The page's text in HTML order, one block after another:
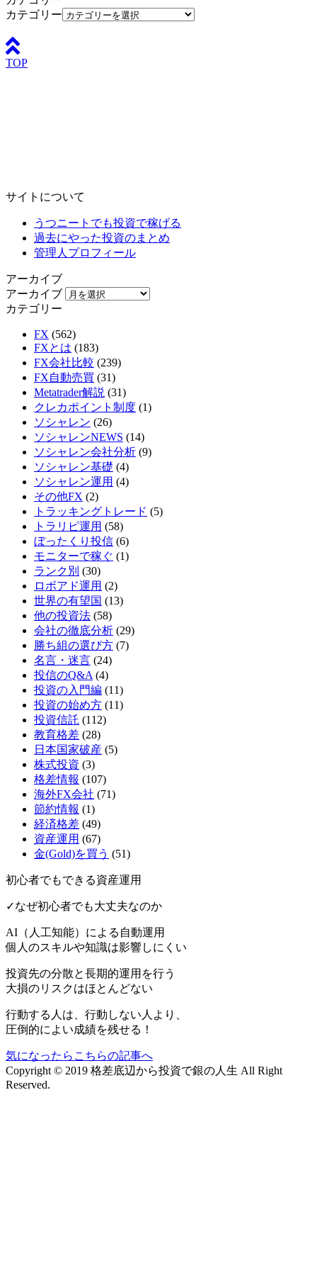
カテゴリー
TOP
サイトについて
うつニートでも投資で稼げる
過去にやった投資のまとめ
管理人プロフィール
アーカイブ
アーカイブ
カテゴリー
FX (562)
FXとは (183)
FX会社比較 (239)
FX自動売買 (31)
Metatrader解説 (31)
クレカポイント制度 (1)
ソシャレン (26)
ソシャレンNEWS (14)
ソシャレン会社分析 (9)
ソシャレン基礎 (4)
ソシャレン運用 (4)
その他FX (2)
トラッキングトレード (5)
トラリピ運用 (58)
ぼったくり投信 (6)
モニターで稼ぐ (1)
ランク別 (30)
ロボアド運用 (2)
世界の有望国 (13)
他の投資法 (58)
会社の徹底分析 (29)
勝ち組の選び方 (7)
名言・迷言 (24)
投信のQ&A (4)
投資の入門編 (11)
投資の始め方 (11)
投資信託 (112)
教育格差 (28)
日本国家破産 (5)
株式投資 (3)
格差情報 (107)
海外FX会社 (71)
節約情報 (1)
経済格差 (49)
資産運用 (67)
金(Gold)を買う (51)
初心者でもできる資産運用
✓なぜ初心者でも大丈夫なのか
AI（人工知能）による 自動運用
個人のスキルや知識は影響しにくい
投資先の分散と長期的運用を行う
大損のリスクはほとんどない
行動する人は、行動しない人より、
圧倒的によい成績を残せる！
気になったらこちらの記事へ
Copyright © 2019 格差底辺から投資で銀の人生 All Right
Reserved.